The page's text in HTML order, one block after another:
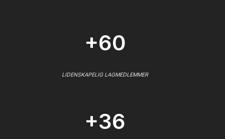
+60
LIDENSKAPELIG LAGMEDLEMMER
+36